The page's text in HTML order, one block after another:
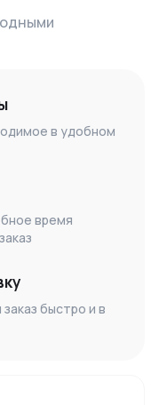
в удобном
время
быстро и в